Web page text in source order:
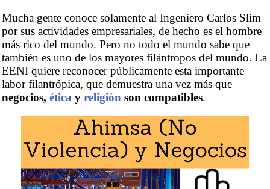
Mucha gente conoce solamente al Ingeniero Carlos Slim
por sus actividades empresariales, de hecho es el hombre
más rico del mundo. Pero no todo el mundo sabe que
también es uno de los mayores filántropos del mundo. La
EENI quiere reconocer públicamente esta importante
labor filantrópica, que demuestra una vez más que
negocios, ética y religión son compatibles.